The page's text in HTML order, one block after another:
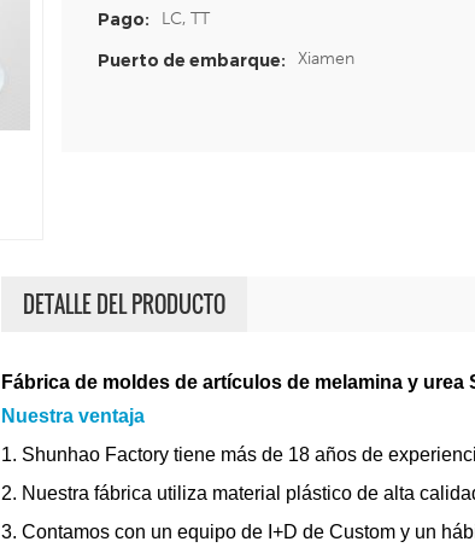
Pago: LC, TT
Puerto de embarque: Xiamen
DETALLE DEL PRODUCTO
Fábrica de moldes de artículos de melamina y urea
Nuestra ventaja
1. Shunhao Factory tiene más de 18 años de
2. Nuestra fábrica utiliza material plástico de alta
3. Contamos con un equipo de I+D de Custom y un